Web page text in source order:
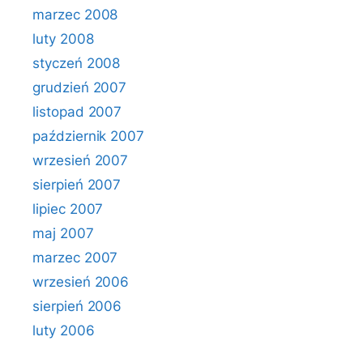
marzec 2008
luty 2008
styczeń 2008
grudzień 2007
listopad 2007
październik 2007
wrzesień 2007
sierpień 2007
lipiec 2007
maj 2007
marzec 2007
wrzesień 2006
sierpień 2006
luty 2006